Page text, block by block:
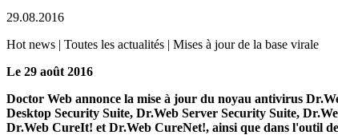
29.08.2016
Hot news | Toutes les actualités | Mises à jour de la base virale
Le 29 août 2016
Doctor Web annonce la mise à jour du noyau antivirus
Desktop Security Suite, Dr.Web Server Security Suite,
Dr.Web CureIt! et Dr.Web CureNet!, ainsi que dans l'outil